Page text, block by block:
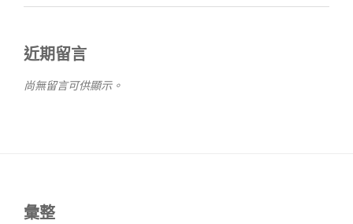
近期留言
尚無留言可供顯示。
彙整